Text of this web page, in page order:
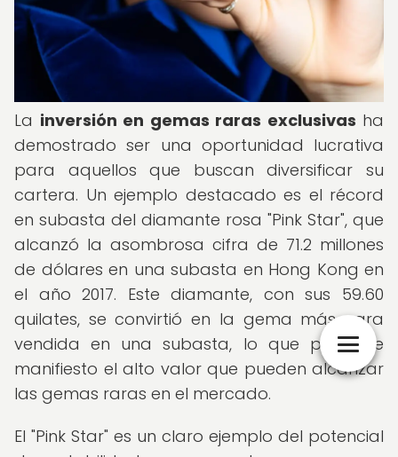
La inversión en gemas raras exclusivas ha
demostrado ser una oportunidad lucrativa
para aquellos que buscan diversificar su
cartera. Un ejemplo destacado es el récord
en subasta del diamante rosa "Pink Star", que
alcanzó la asombrosa cifra de 71.2 millones
de dólares en una subasta en Hong Kong en
el año 2017. Este diamante, con sus 59.60
quilates, se convirtió en la gema más cara
vendida en una subasta, lo que pone de
manifiesto el alto valor que pueden alcanzar
las gemas raras en el mercado.
El "Pink Star" es un claro ejemplo del potencial